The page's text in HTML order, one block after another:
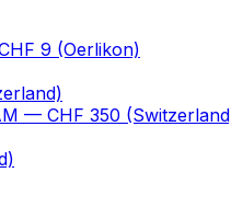
9 (Oerlikon)
— CHF 350